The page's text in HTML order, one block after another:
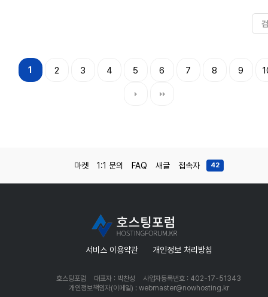
1 2 3 4 5 6 7 8 9
마켓 1:1 문의 FAQ 새글 접속자 42
서비스 이용약관 개인정보 처리방침
호스팅포럼 대표자 : 박찬성
사업자등록번호 : 402-17-51343
개인정보책임자(이메일) : webmaster@nowhosting.kr